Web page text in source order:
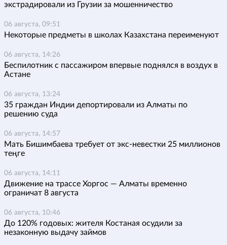
экстрадировали из Грузии за мошенничество
06 августа, 09:51
Некоторые предметы в школах Казахстана переименуют
06 августа, 14:26
Беспилотник с пассажиром впервые поднялся в воздух в
Астане
06 августа, 13:24
35 граждан Индии депортировали из Алматы по
решению суда
06 августа, 14:57
Мать Бишимбаева требует от экс-невестки 25 миллионов
теңге
06 августа, 14:11
Движение на трассе Хоргос — Алматы временно
ограничат 8 августа
06 августа, 10:46
До 120% годовых: жителя Костаная осудили за
незаконную выдачу займов